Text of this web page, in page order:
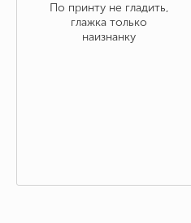
По принту не гладить,
глажка только
наизнанку